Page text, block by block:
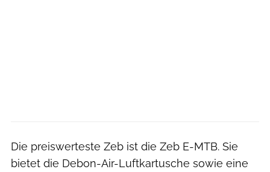
Die preiswerteste Zeb ist die Zeb E-MTB. Sie
bietet die Debon-Air-Luftkartusche sowie eine